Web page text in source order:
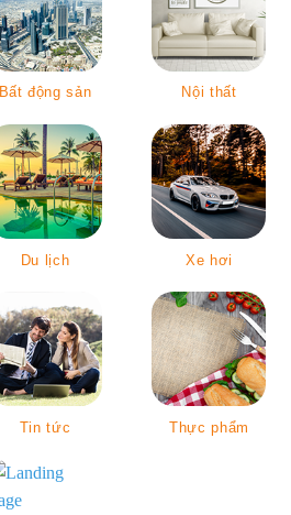
Bất động sản Nội thất
Du lịch Xe hơi
Tin tức Thực phẩm